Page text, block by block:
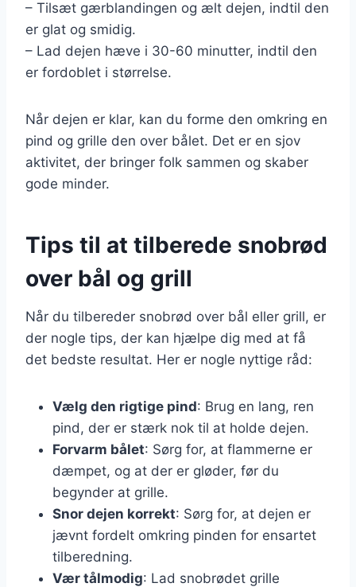
– Tilsæt gærblandingen og ælt dejen, indtil den
er glat og smidig.
– Lad dejen hæve i 30-60 minutter, indtil den
er fordoblet i størrelse.
Når dejen er klar, kan du forme den omkring en
pind og grille den over bålet. Det er en sjov
aktivitet, der bringer folk sammen og skaber
gode minder.
Tips til at tilberede snobrød
over bål og grill
Når du tilbereder snobrød over bål eller grill, er
der nogle tips, der kan hjælpe dig med at få
det bedste resultat. Her er nogle nyttige råd:
Vælg den rigtige pind: Brug en lang, ren
pind, der er stærk nok til at holde dejen.
Forvarm bålet: Sørg for, at flammerne er
dæmpet, og at der er gløder, før du
begynder at grille.
Snor dejen korrekt: Sørg for, at dejen er
jævnt fordelt omkring pinden for ensartet
tilberedning.
Vær tålmodig: Lad snobrødet grille